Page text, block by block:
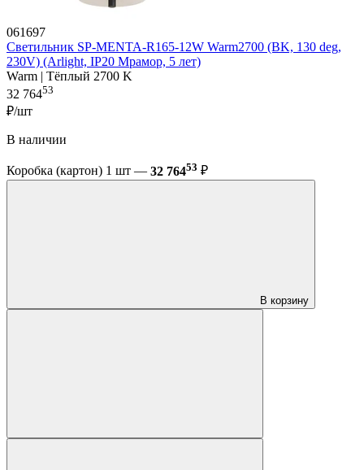
061697
Светильник SP-MENTA-R165-12W Warm2700 (BK, 130 deg,
230V) (Arlight, IP20 Мрамор, 5 лет)
Warm | Тёплый 2700 K
32 76453
₽/шт
В наличии
Коробка (картон) 1 шт — 32 76453 ₽
В корзину